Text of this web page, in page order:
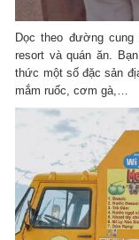
Dọc theo đường
resort và quán ăn.
thức một số đặc sản
mắm ruốc, cơm gà,…